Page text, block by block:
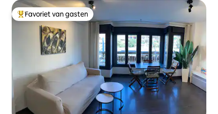
Topfavoriet van gasten
Favoriet van gasten